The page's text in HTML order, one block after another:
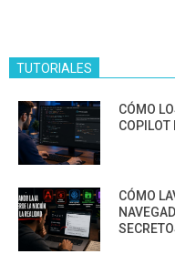
TUTORIALES
CÓMO
COPILOT
CÓMO